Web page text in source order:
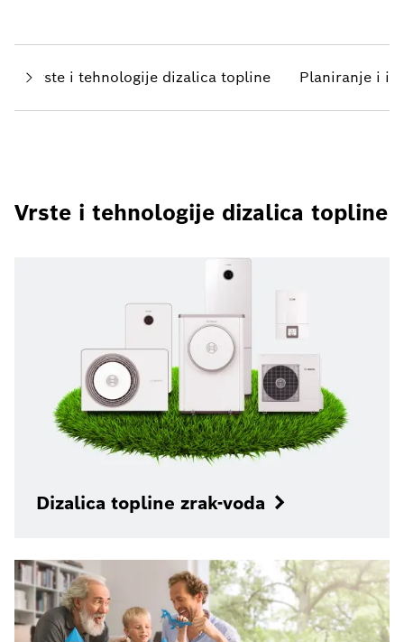
Vrste i tehnologije dizalica topline Planiranje i
Vrste i tehnologije dizalica topline
Dizalica topline zrak-voda